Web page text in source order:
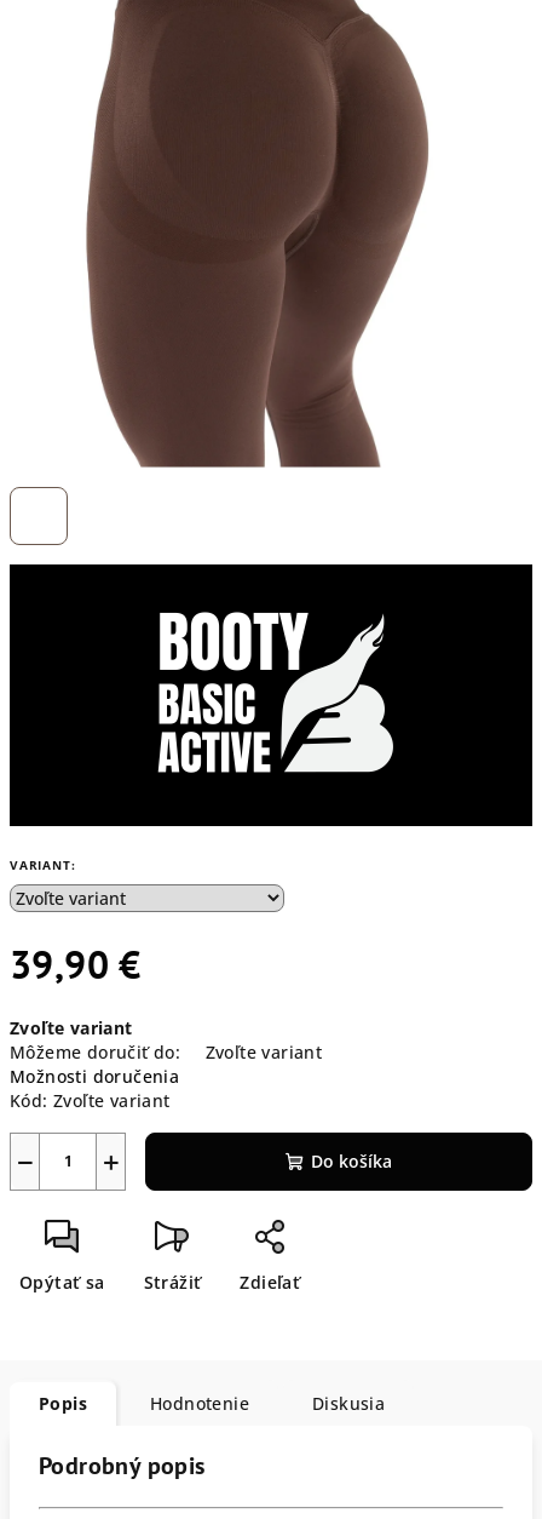
VARIANT:
39,90 €
cena:
Zvoľte variant
Môžeme doručiť do:
Zvoľte variant
Možnosti doručenia
Kód: Zvoľte variant
+
− Do košíka
Opýtať sa Strážiť Zdieľať
Popis Hodnotenie Diskusia
Podrobný popis